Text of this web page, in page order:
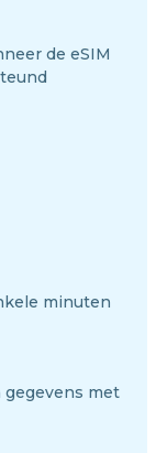
de eSIM
minuten
met